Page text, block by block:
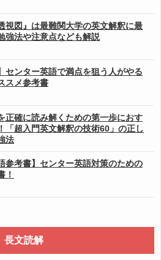
視図』は最難関大学の英文解釈に最
強法や注意点なども解説
センター英語で満点を狙う人がやる
スメ参考書
正確に読み解くための第一歩におす
「超入門英文解釈の技術60」の正し
法
参考書】センター英語対策のための
！
長文読解